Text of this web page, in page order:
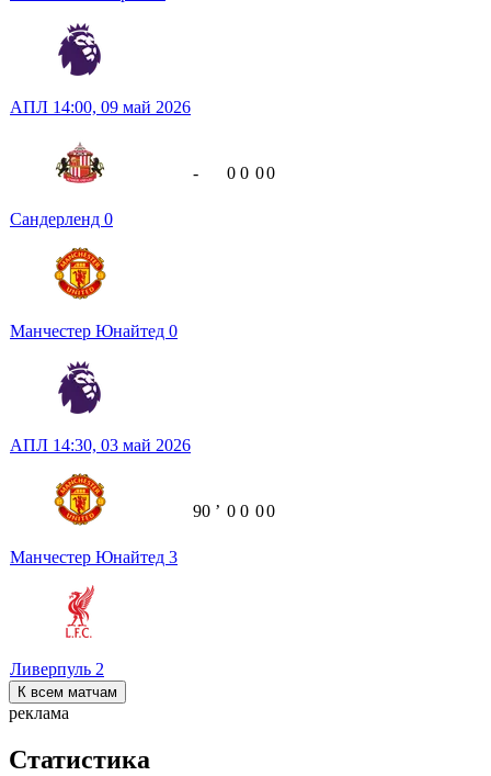
АПЛ 14:00, 09 май 2026
Сандерленд 0
Манчестер Юнайтед 0
- 0 0 00
АПЛ 14:30, 03 май 2026
Манчестер Юнайтед 3
Ливерпуль 2
90 ʼ 0 0 00
К всем матчам
реклама
Статистика